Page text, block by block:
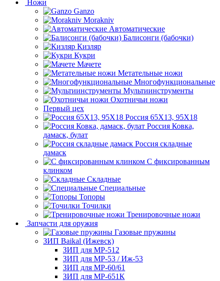
Ножи
Ganzo
Morakniv
Автоматические
Балисонги (бабочки)
Кизляр
Кукри
Мачете
Метательные ножи
Многофункциональные
Мультиинструменты
Охотничьи ножи
Первый цех
Россия 65Х13, 95Х18
Россия Ковка,
дамаск, булат
Россия складные
дамаск
С фиксированным
клинком
Складные
Специальные
Топоры
Точилки
Тренировочные ножи
Запчасти для оружия
Газовые пружины
ЗИП Baikal (Ижевск)
ЗИП для МР-512
ЗИП для МР-53 / Иж-53
ЗИП для МР-60/61
ЗИП для МР-651К